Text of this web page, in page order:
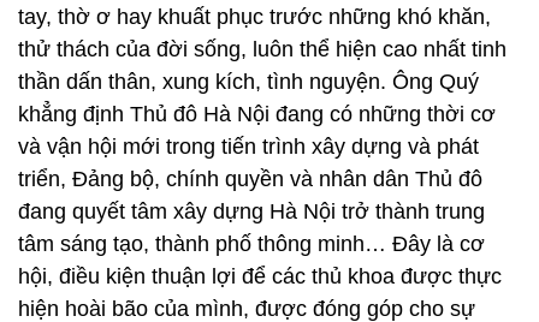
tay, thờ ơ hay khuất phục trước những khó khăn,
thử thách của đời sống, luôn thể hiện cao nhất tinh
thần dấn thân, xung kích, tình nguyện. Ông Quý
khẳng định Thủ đô Hà Nội đang có những thời cơ
và vận hội mới trong tiến trình xây dựng và phát
triển, Đảng bộ, chính quyền và nhân dân Thủ đô
đang quyết tâm xây dựng Hà Nội trở thành trung
tâm sáng tạo, thành phố thông minh… Đây là cơ
hội, điều kiện thuận lợi để các thủ khoa được thực
hiện hoài bão của mình, được đóng góp cho sự